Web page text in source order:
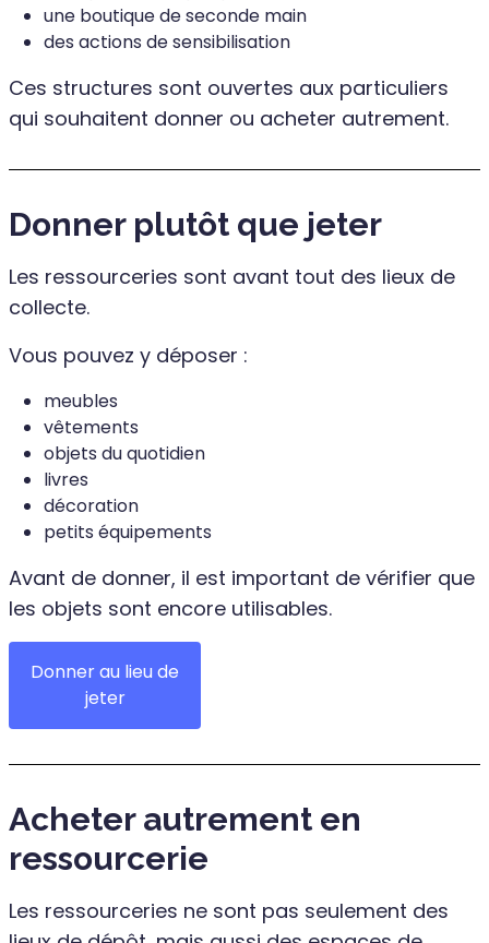
une boutique de seconde main
des actions de sensibilisation
Ces structures sont ouvertes aux particuliers
qui souhaitent donner ou acheter autrement.
Donner plutôt que jeter
Les ressourceries sont avant tout des lieux de
collecte.
Vous pouvez y déposer :
meubles
vêtements
objets du quotidien
livres
décoration
petits équipements
Avant de donner, il est important de vérifier que
les objets sont encore utilisables.
Donner au lieu de
jeter
Acheter autrement en
ressourcerie
Les ressourceries ne sont pas seulement des